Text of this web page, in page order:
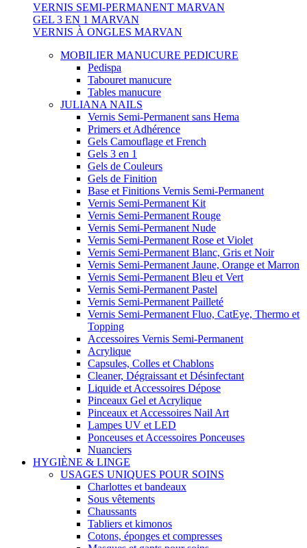
VERNIS SEMI-PERMANENT MARVAN
GEL 3 EN 1 MARVAN
VERNIS À ONGLES MARVAN
MOBILIER MANUCURE PEDICURE
Pedispa
Tabouret manucure
Tables manucure
JULIANA NAILS
Vernis Semi-Permanent sans Hema
Primers et Adhérence
Gels Camouflage et French
Gels 3 en 1
Gels de Couleurs
Gels de Finition
Base et Finitions Vernis Semi-Permanent
Vernis Semi-Permanent Kit
Vernis Semi-Permanent Rouge
Vernis Semi-Permanent Nude
Vernis Semi-Permanent Rose et Violet
Vernis Semi-Permanent Blanc, Gris et Noir
Vernis Semi-Permanent Jaune, Orange et Marron
Vernis Semi-Permanent Bleu et Vert
Vernis Semi-Permanent Pastel
Vernis Semi-Permanent Pailleté
Vernis Semi-Permanent Fluo, CatEye, Thermo et
Topping
Accessoires Vernis Semi-Permanent
Acrylique
Capsules, Colles et Chablons
Cleaner, Dégraissant et Désinfectant
Liquide et Accessoires Dépose
Pinceaux Gel et Acrylique
Pinceaux et Accessoires Nail Art
Lampes UV et LED
Ponceuses et Accessoires Ponceuses
Nuanciers
HYGIÈNE & LINGE
USAGES UNIQUES POUR SOINS
Charlottes et bandeaux
Sous vêtements
Chaussants
Tabliers et kimonos
Cotons, éponges et compresses